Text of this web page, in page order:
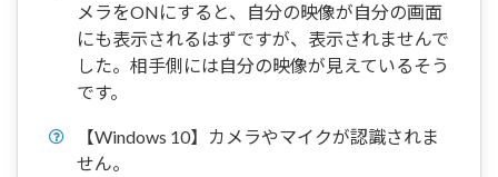
メラをONにすると、自分の映像が自分の画面
にも表示されるはずですが、表示されませんで
した。相手側には自分の映像が見えているそう
です。
【Windows 10】カメラやマイクが認識されま
せん。